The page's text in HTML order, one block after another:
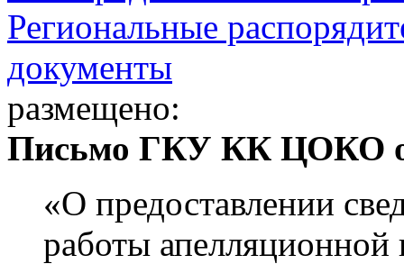
Региональные
документы
размещено:
Письмо ГКУ КК ЦОКО
«О предоставлении
работы